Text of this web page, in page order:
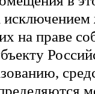
на праве